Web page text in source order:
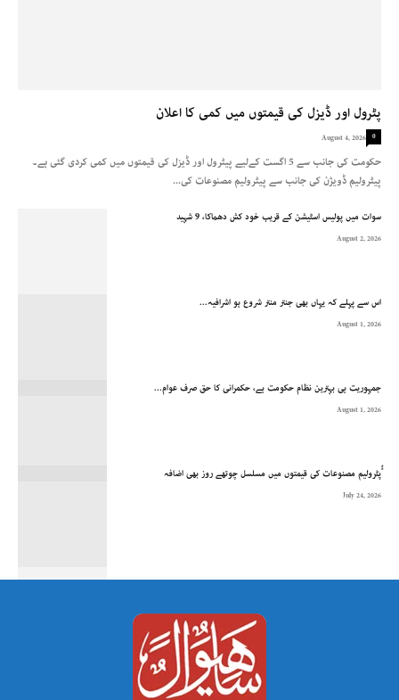
پٹرول اور ڈیزل کی قیمتوں میں کمی کا اعلان
August 4, 2026 0
حکومت کی جانب سے 5 اگست کےلیے پیٹرول اور ڈیزل کی قیمتوں میں کمی کردی گئی ہے۔
پیٹرولیم ڈویژن کی جانب سے پیٹرولیم مصنوعات کی...
سوات میں پولیس اسٹیشن کے قریب خود کش دھماکا، 9 شہید
August 2, 2026
اس سے پہلے کہ یہاں بھی جنتر منتر شروع ہو اشرافیہ...
August 1, 2026
جمہوریت ہی بہترین نظام حکومت ہے، حکمرانی کا حق صرف عوام...
August 1, 2026
ُُپٹرولیم مصنوعات کی قیمتوں میں مسلسل چوتھے روز بھی اضافہ
July 24, 2026